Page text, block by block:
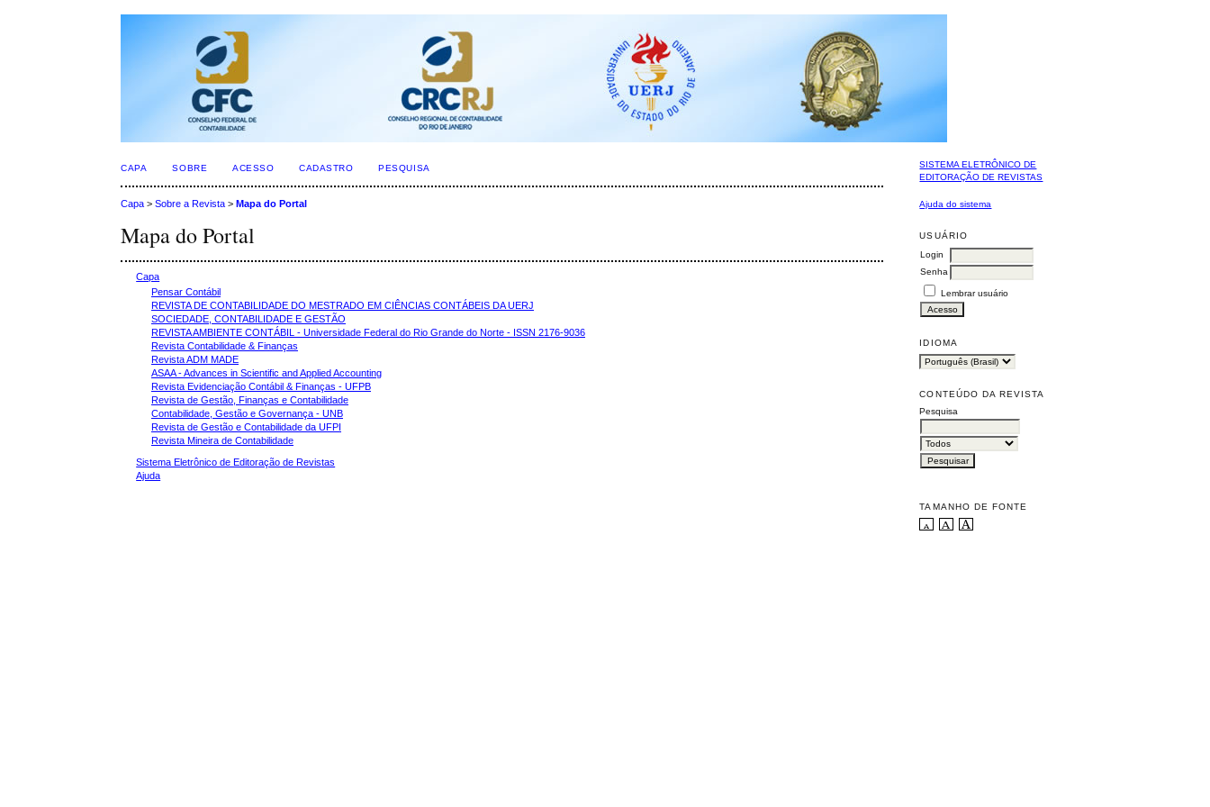
SISTEMA ELETRÔNICO DE
EDITORAÇÃO DE REVISTAS
Ajuda do sistema
USUÁRIO
Login
Senha
Lembrar usuário
IDIOMA
CONTEÚDO DA REVISTA
Pesquisa
TAMANHO DE FONTE
CAPA SOBRE ACESSO CADASTRO PESQUISA
Capa >Sobre a Revista >Mapa do Portal
Mapa do Portal
Capa
Pensar Contábil
REVISTA DE CONTABILIDADE DO MESTRADO EM CIÊNCIAS CONTÁBEIS DA UERJ
SOCIEDADE, CONTABILIDADE E GESTÃO
REVISTA AMBIENTE CONTÁBIL - Universidade Federal do Rio Grande do Norte - ISSN 2176-9036
Revista Contabilidade & Finanças
Revista ADM MADE
ASAA - Advances in Scientific and Applied Accounting
Revista Evidenciação Contábil & Finanças - UFPB
Revista de Gestão, Finanças e Contabilidade
Contabilidade, Gestão e Governança - UNB
Revista de Gestão e Contabilidade da UFPI
Revista Mineira de Contabilidade
Sistema Eletrônico de Editoração de Revistas
Ajuda